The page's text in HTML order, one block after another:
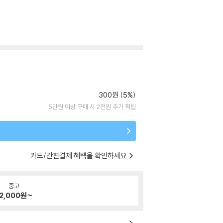
300원 (5%)
5만원 이상 구매 시 2천원 추가 적립
카드/간편결제 혜택을 확인하세요
중고
원~